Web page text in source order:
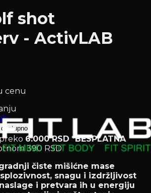
shot
- ActivLAB
cenu
6.000 RSD *BESPLATNA
390 RSD
čiste mišićne mase
snagu i izdržljivost
i pretvara ih u energiju